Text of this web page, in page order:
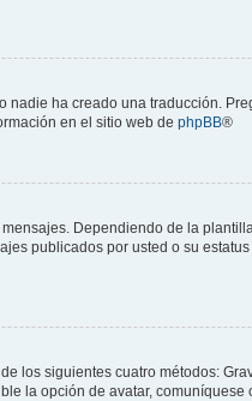
ha creado una traducción.
en el sitio web de phpBB®
Dependiendo de la
publicados por usted o su
los siguientes cuatro métodos:
la opción de avatar,